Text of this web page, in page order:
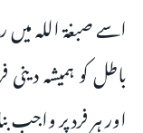
اسے صبغۃ اللہ
باطل کو ہمیشہ
اور ہر فرد پر واجب